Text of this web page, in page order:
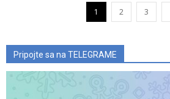
1 2 3
Pripojte sa na TELEGRAME